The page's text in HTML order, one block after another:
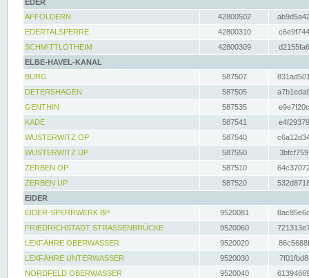
EDER
AFFOLDERN
42800502
EDERTALSPERRE
42800310
SCHMITTLOTHEIM
42800309
ELBE-HAVEL-KANAL
BURG
587507
DETERSHAGEN
587505
GENTHIN
587535
KADE
587541
WUSTERWITZ OP
587540
WUSTERWITZ UP
587550
ZERBEN OP
587510
ZERBEN UP
587520
EIDER
EIDER-SPERRWERK BP
9520081
FRIEDRICHSTADT STRASSENBRÜCKE
9520060
LEXFÄHRE OBERWASSER
9520020
LEXFÄHRE UNTERWASSER
9520030
NORDFELD OBERWASSER
9520040